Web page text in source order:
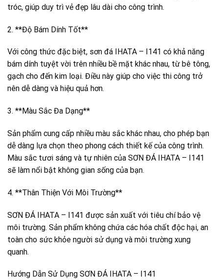
tróc, giúp duy trì vẻ đẹp lâu dài cho công trình.
2. **Độ Bám Dính Tốt**
Với công thức đặc biệt, sơn đá IHATA – I141 có khả năng
bám dính tuyệt vời trên nhiều bề mặt khác nhau, từ bê tông,
gạch cho đến kim loại. Điều này giúp cho việc thi công trở
nên dễ dàng và hiệu quả hơn.
3. **Màu Sắc Đa Dạng**
Sản phẩm cung cấp nhiều màu sắc khác nhau, cho phép bạn
dễ dàng lựa chọn theo phong cách thiết kế của công trình.
Màu sắc tươi sáng và tự nhiên của SƠN ĐÁ IHATA – I141
sẽ làm nổi bật không gian sống của bạn.
4. **Thân Thiện Với Môi Trường**
SƠN ĐÁ IHATA – I141 được sản xuất với tiêu chí bảo vệ
môi trường. Sản phẩm không chứa các hóa chất độc hại, an
toàn cho sức khỏe người sử dụng và môi trường xung
quanh.
Hướng Dẫn Sử Dụng SƠN ĐÁ IHATA – I141